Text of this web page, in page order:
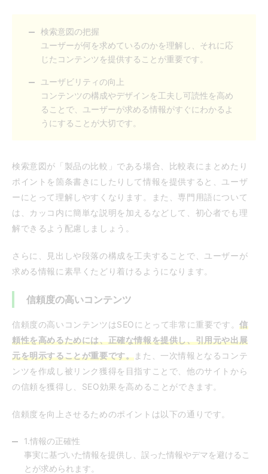
検索意図の把握
ユーザーが何を求めているのかを理解し、それに応
じたコンテンツを提供することが重要です。
ユーザビリティの向上
コンテンツの構成やデザインを工夫し可読性を高め
ることで、ユーザーが求める情報がすぐにわかるよ
うにすることが大切です。
検索意図が「製品の比較」である場合、比較表にまとめたり
ポイントを箇条書きにしたりして情報を提供すると、ユーザ
ーにとって理解しやすくなります。また、専門用語について
は、カッコ内に簡単な説明を加えるなどして、初心者でも理
解できるよう配慮しましょう。
さらに、見出しや段落の構成を工夫することで、ユーザーが
求める情報に素早くたどり着けるようになります。
信頼度の高いコンテンツ
信頼度の高いコンテンツはSEOにとって非常に重要です。信
頼性を高めるためには、正確な情報を提供し、引用元や出展
元を明示することが重要です。また、一次情報となるコンテ
ンツを作成し被リンク獲得を目指すことで、他のサイトから
の信頼を獲得し、SEO効果を高めることができます。
信頼度を向上させるためのポイントは以下の通りです。
1.情報の正確性
事実に基づいた情報を提供し、誤った情報やデマを避けるこ
とが求められます。